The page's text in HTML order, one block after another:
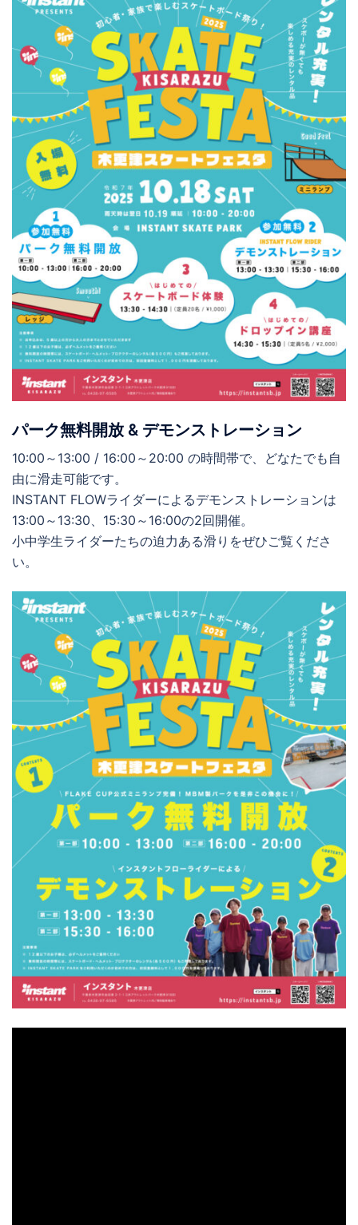
パーク無料開放 & デモンストレーション
10:00～13:00 / 16:00～20:00 の時間帯で、どなたでも自
由に滑走可能です。
INSTANT FLOWライダーによるデモンストレーションは
13:00～13:30、15:30～16:00の2回開催。
小中学生ライダーたちの迫力ある滑りをぜひご覧くださ
い。